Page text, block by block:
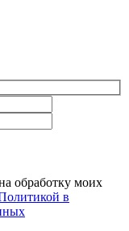
обработку моих
в